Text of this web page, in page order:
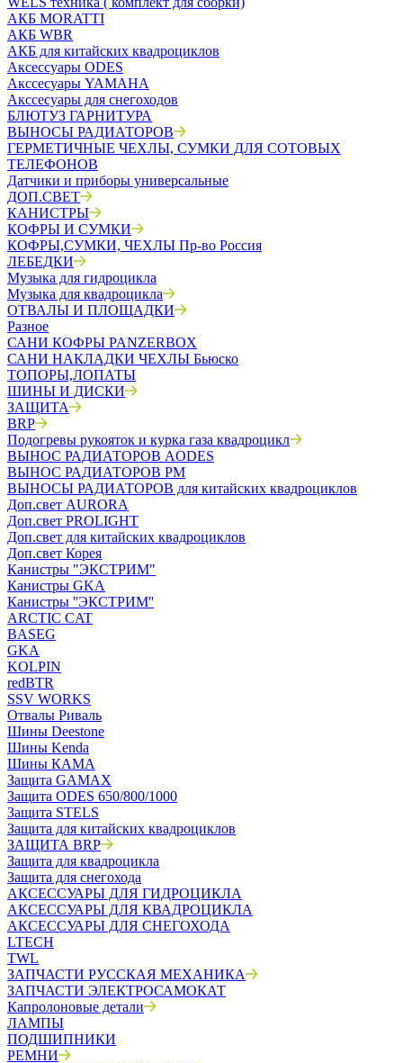
АКБ MORATTI
АКБ WBR
АКБ для китайских квадроциклов
Аксессуары ODES
Акссесуары YAMAHA
Акссесуары для снегоходов
БЛЮТУЗ ГАРНИТУРА
ВЫНОСЫ РАДИАТОРОВ
ГЕРМЕТИЧНЫЕ ЧЕХЛЫ, СУМКИ ДЛЯ СОТОВЫХ
ТЕЛЕФОНОВ
Датчики и приборы универсальные
ДОП.СВЕТ
КАНИСТРЫ
КОФРЫ И СУМКИ
КОФРЫ,СУМКИ, ЧЕХЛЫ Пр-во Россия
ЛЕБЕДКИ
Музыка для гидроцикла
Музыка для квадроцикла
ОТВАЛЫ И ПЛОЩАДКИ
Разное
САНИ КОФРЫ PANZERBOX
САНИ НАКЛАДКИ ЧЕХЛЫ Бьюско
ТОПОРЫ,ЛОПАТЫ
ШИНЫ И ДИСКИ
ЗАЩИТА
BRP
Подогревы рукояток и курка газа квадроцикл
ВЫНОС РАДИАТОРОВ AODES
ВЫНОС РАДИАТОРОВ РМ
ВЫНОСЫ РАДИАТОРОВ для китайских квадроциклов
Доп.свет AURORA
Доп.свет PROLIGHT
Доп.свет для китайских квадроциклов
Доп.свет Корея
Канистры "ЭКСТРИМ"
Канистры GKA
Канистры ''ЭКСТРИМ''
ARCTIC CAT
BASEG
GKA
KOLPIN
redBTR
SSV WORKS
Отвалы Риваль
Шины Deestone
Шины Kenda
Шины КАМА
Защита GAMAX
Защита ODES 650/800/1000
Защита STELS
Защита для китайских квадроциклов
ЗАЩИТА BRP
Защита для квадроцикла
Защита для снегохода
АКСЕССУАРЫ ДЛЯ ГИДРОЦИКЛА
АКСЕССУАРЫ ДЛЯ КВАДРОЦИКЛА
АКСЕССУАРЫ ДЛЯ СНЕГОХОДА
LTECH
TWL
ЗАПЧАСТИ РУССКАЯ МЕХАНИКА
ЗАПЧАСТИ ЭЛЕКТРОСАМОКАТ
Капролоновые детали
ЛАМПЫ
ПОДШИПНИКИ
РЕМНИ